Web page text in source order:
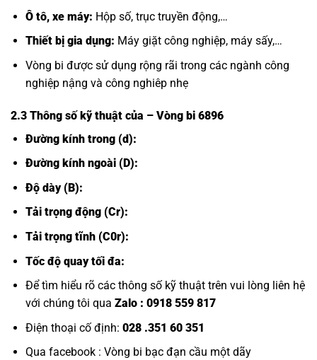
Ô tô, xe máy: Hộp số, trục truyền động,…
Thiết bị gia dụng: Máy giặt công nghiệp, máy sấy,…
Vòng bi được sử dụng rộng rãi trong các ngành công
nghiệp nậng và công nghiêp nhẹ
2.3 Thông số kỹ thuật của – Vòng bi 6896
Đường kính trong (d):
Đường kính ngoài (D):
Độ dày (B):
Tải trọng động (Cr):
Tải trọng tĩnh (C0r):
Tốc độ quay tối đa:
Để tìm hiểu rõ các thông số kỹ thuật trên vui lòng liên hệ
với chúng tôi qua Zalo : 0918 559 817
Điện thoại cố định: 028 .351 60 351
Qua facebook : Vòng bi bạc đạn cầu một dãy